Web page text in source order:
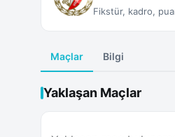
Fikstür, kadro,
Maçlar Bilgi
Yaklaşan Maçlar